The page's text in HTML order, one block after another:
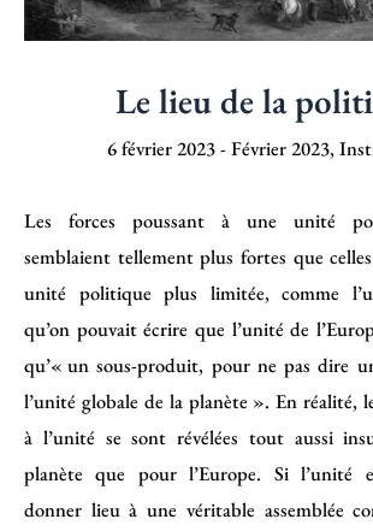
Le lieu de la
6 février 2023-Février 2023,
Les forces poussant à une unité
semblaient tellement plus fortes que
unité politique plus limitée, comme
qu’on pouvait écrire que l’unité de
qu’« un sous-produit, pour ne pas dire
l’unité globale de la planète ». En réalité,
à l’unité se sont révélées tout aussi
planète que pour l’Europe. Si l’unité
donner lieu à une véritable assemblée